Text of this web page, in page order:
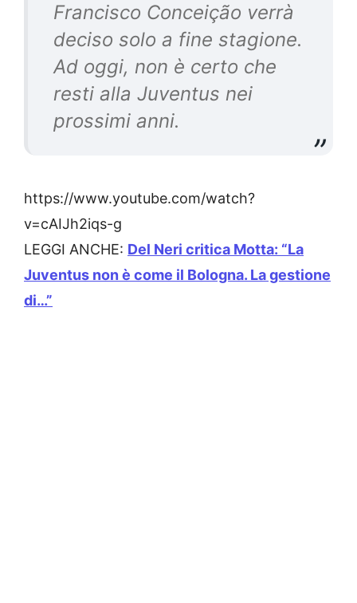
Francisco Conceição verrà
deciso solo a fine stagione.
Ad oggi, non è certo che
resti alla Juventus nei
prossimi anni.
https://www.youtube.com/watch?
v=cAIJh2iqs-g
LEGGI ANCHE: Del Neri critica Motta: “La
Juventus non è come il Bologna. La gestione
di…”